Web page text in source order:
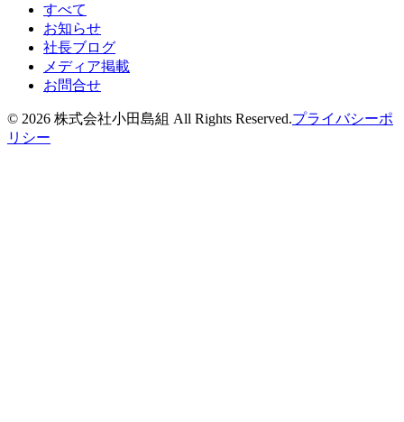
すべて
お知らせ
社長ブログ
メディア掲載
お問合せ
© 2026 株式会社小田島組 All Rights Reserved.プライバシーポ
リシー